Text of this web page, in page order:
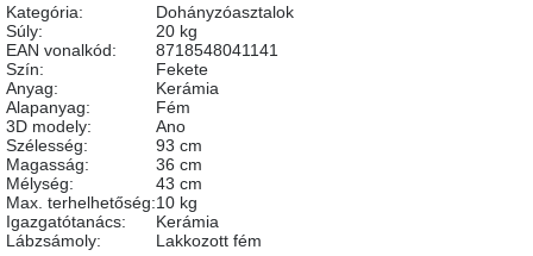
Woodman
kedvezményesen
Anyák
napja
Egy
étkező,
amely
Kategória:
Dohányzóasztalok
Súly:
20 kg
EAN vonalkód:
8718548041141
Szín:
Fekete
Anyag:
Kerámia
Alapanyag:
Fém
3D modely:
Ano
Szélesség:
93 cm
Magasság:
36 cm
Mélység:
43 cm
Max. terhelhetőség:10 kg
Igazgatótanács:
Kerámia
Lábzsámoly: Lakkozott fém